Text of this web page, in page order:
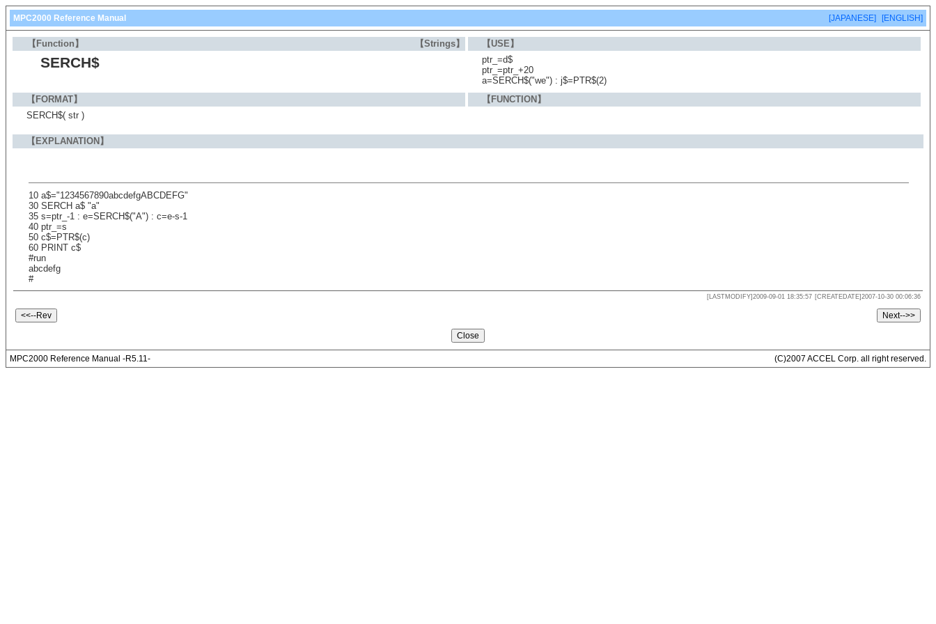
MPC2000 Reference Manual [JAPANESE] [ENGLISH]
【Function】 【Strings】 【USE】
SERCH$
ptr_=d$
ptr_=ptr_+20
a=SERCH$("we") : j$=PTR$(2)
【FORMAT】
【FUNCTION】
SERCH$( str )
【EXPLANATION】
10 a$="1234567890abcdefgABCDEFG"
30 SERCH a$ "a"
35 s=ptr_-1 : e=SERCH$("A") : c=e-s-1
40 ptr_=s
50 c$=PTR$(c)
60 PRINT c$
#run
abcdefg
#
[LASTMODIFY]2009-09-01 18:35:57 [CREATEDATE]2007-10-30 00:06:36
MPC2000 Reference Manual -R5.11- (C)2007 ACCEL Corp. all right reserved.